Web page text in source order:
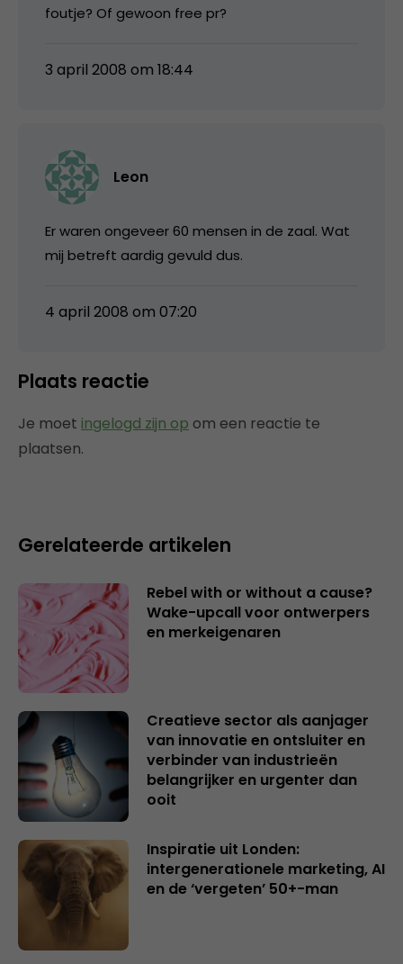
foutje? Of gewoon free pr?
3 april 2008 om 18:44
Leon
Er waren ongeveer 60 mensen in de zaal. Wat
mij betreft aardig gevuld dus.
4 april 2008 om 07:20
Plaats reactie
Je moet ingelogd zijn op om een reactie te
plaatsen.
Gerelateerde artikelen
Rebel with or without a cause?
Wake-upcall voor ontwerpers
en merkeigenaren
Creatieve sector als aanjager
van innovatie en ontsluiter en
verbinder van industrieën
belangrijker en urgenter dan
ooit
Inspiratie uit Londen:
intergenerationele marketing, AI
en de ‘vergeten’ 50+-man